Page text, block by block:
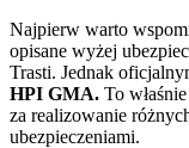
Najpierw warto
opisane wyżej
Trasti. Jednak
HPI GMA. To
za realizowanie
ubezpieczeniami.